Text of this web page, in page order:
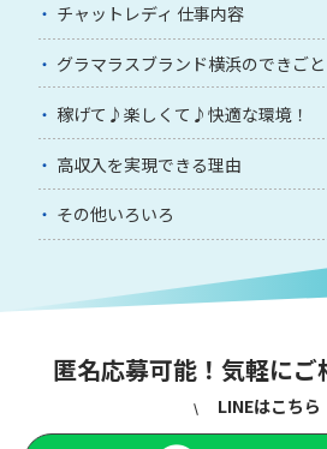
チャットレディ 仕事内容
グラマラスブランド横浜のできごと
稼げて♪楽しくて♪快適な環境！
高収入を実現できる理由
その他いろいろ
匿名応募可能！気軽にご
LINEはこちら